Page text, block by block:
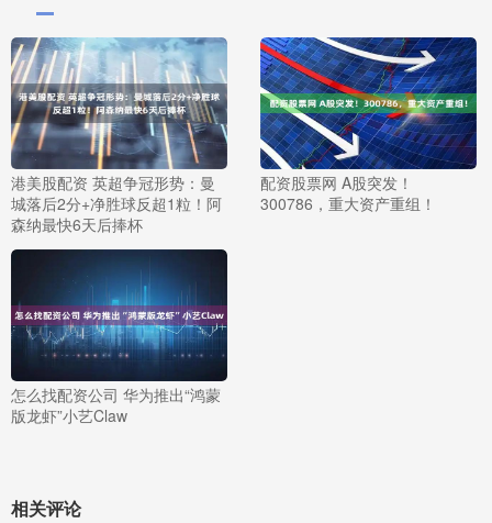
港美股配资 英超争冠形势：曼
城落后2分+净胜球反超1粒！阿
森纳最快6天后捧杯
配资股票网 A股突发！
300786，重大资产重组！
怎么找配资公司 华为推出“鸿蒙
版龙虾”小艺Claw
相关评论